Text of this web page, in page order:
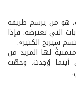
هو من يرسم طريقه
التي تعترضه. فإذا
سيربح الكثير».
لها المزيد من
أينما وُجدت. وخصّت